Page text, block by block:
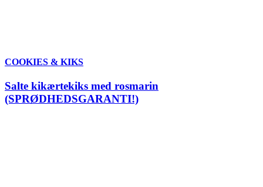
COOKIES & KIKS
Salte kikærtekiks med rosmarin
(SPRØDHEDSGARANTI!)